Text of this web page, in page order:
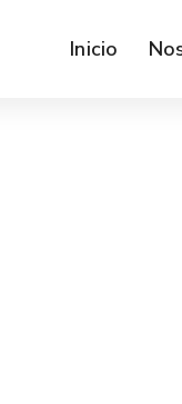
Inicio